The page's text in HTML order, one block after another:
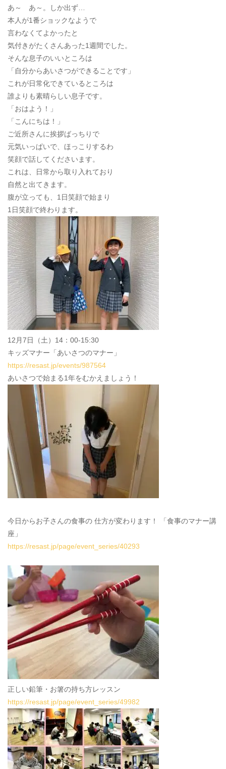
あ～ あ～。しか出ず…
本人が1番ショックなようで
言わなくてよかったと
気付きがたくさんあった1週間でした。
そんな息子のいいところは
「自分からあいさつができることです」
これが日常化できているところは
誰よりも素晴らしい息子です。
「おはよう！」
「こんにちは！」
ご近所さんに挨拶ばっちりで
元気いっぱいで、ほっこりするわ
笑顔で話してくださいます。
これは、日常から取り入れており
自然と出てきます。
腹が立っても、1日笑顔で始まり
1日笑顔で終わります。
12月7日（土）14：00-15:30
キッズマナー「あいさつのマナー」
https://resast.jp/events/987564
あいさつで始まる1年をむかえましょう！
今日からお子さんの食事の 仕方が変わります！ 「食事のマナー講
座」
https://resast.jp/page/event_series/40293
正しい鉛筆・お箸の持ち方レッスン
https://resast.jp/page/event_series/49982